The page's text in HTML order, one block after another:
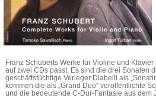
Franz Schuberts Werke für Violine und
auf zwei CDs passt. Es sind die drei Sonaten
geschäftstüchtige Verleger Diabelli als
kommen die als „Grand Duo“ veröffentlichte
und die bedeutende C-Dur-Fantasie aus dem